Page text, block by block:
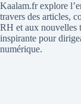
Kaalam.fr explore
travers des articles,
RH et aux nouvelles
inspirante pour
numérique.